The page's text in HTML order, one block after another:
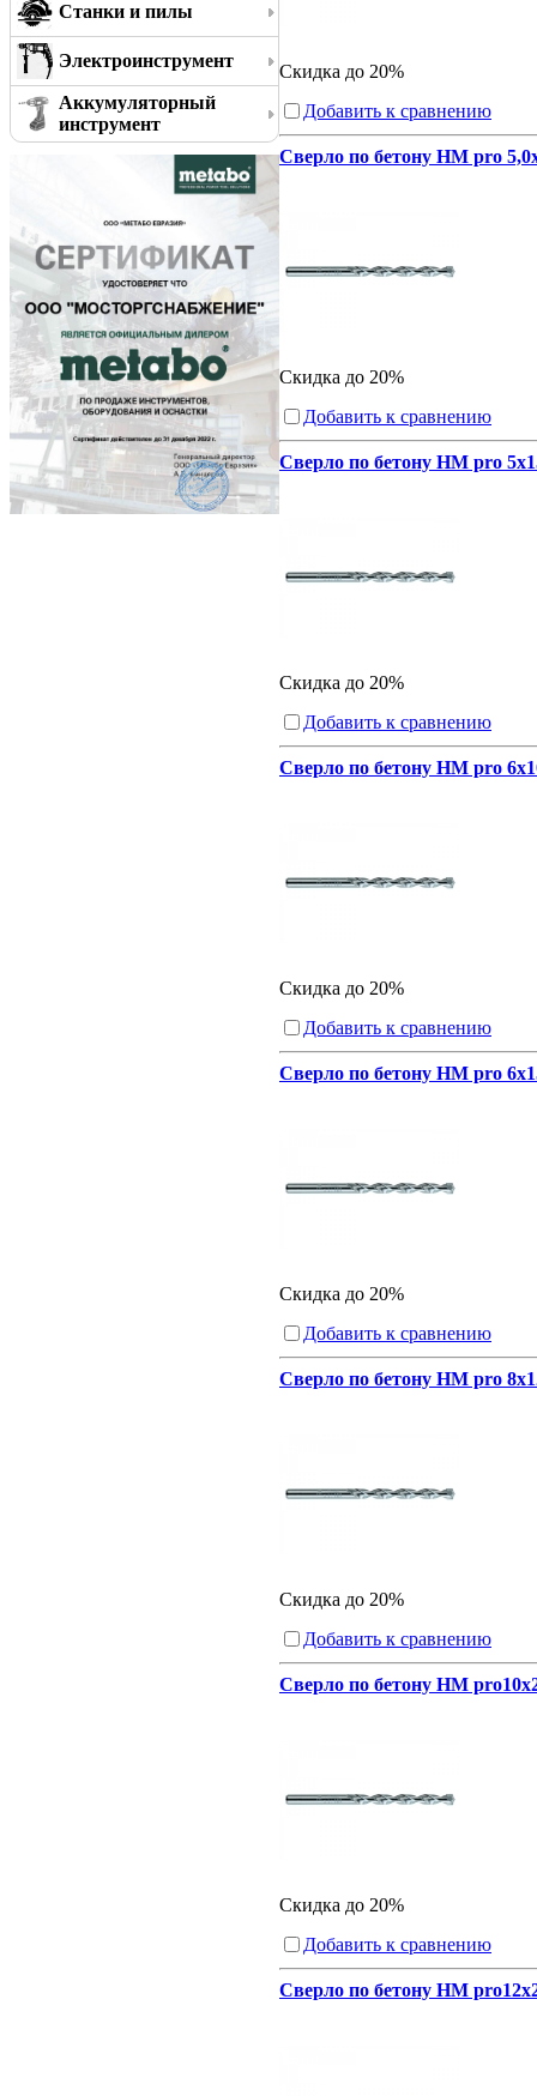
Станки и пилы
Электроинструмент
Аккумуляторный
инструмент
Скидка до 20%
Добавить к сравнению
Сверло по бетону HM pro
Скидка до 20%
Добавить к сравнению
Сверло по бетону HM pro
Скидка до 20%
Добавить к сравнению
Сверло по бетону HM pro
Скидка до 20%
Добавить к сравнению
Сверло по бетону HM pro
Скидка до 20%
Добавить к сравнению
Сверло по бетону HM pro
Скидка до 20%
Добавить к сравнению
Сверло по бетону HM
Скидка до 20%
Добавить к сравнению
Сверло по бетону HM